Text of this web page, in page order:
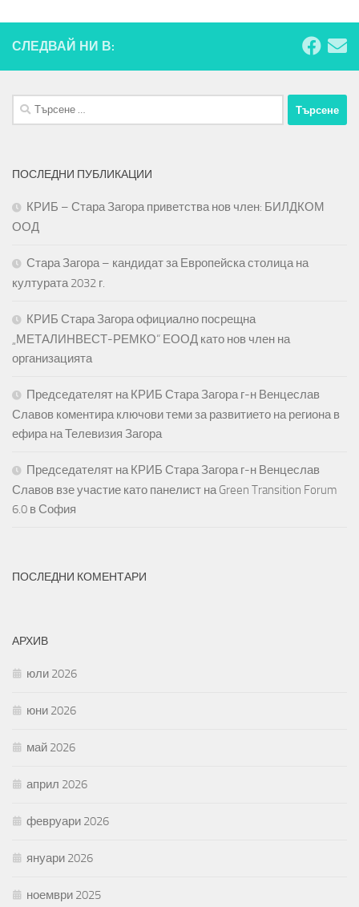
СЛЕДВАЙ НИ В:
Търсене
за:
ПОСЛЕДНИ ПУБЛИКАЦИИ
КРИБ – Стара Загора приветства нов член: БИЛДКОМ
ООД
Стара Загора – кандидат за Европейска столица на
културата 2032 г.
КРИБ Стара Загора официално посрещна
„МЕТАЛИНВЕСТ-РЕМКО“ ЕООД като нов член на
организацията
Председателят на КРИБ Стара Загора г-н Венцеслав
Славов коментира ключови теми за развитието на региона в
ефира на Телевизия Загора
Председателят на КРИБ Стара Загора г-н Венцеслав
Славов взе участие като панелист на Green Transition Forum
6.0 в София
ПОСЛЕДНИ КОМЕНТАРИ
АРХИВ
юли 2026
юни 2026
май 2026
април 2026
февруари 2026
януари 2026
ноември 2025